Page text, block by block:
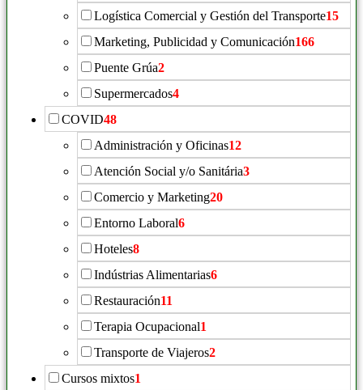
Logística Comercial y Gestión del Transporte15
Marketing, Publicidad y Comunicación166
Puente Grúa2
Supermercados4
COVID48
Administración y Oficinas12
Atención Social y/o Sanitária3
Comercio y Marketing20
Entorno Laboral6
Hoteles8
Indústrias Alimentarias6
Restauración11
Terapia Ocupacional1
Transporte de Viajeros2
Cursos mixtos1